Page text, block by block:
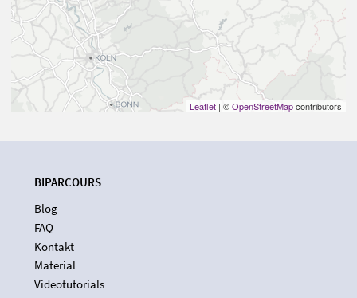
Leaflet | ©OpenStreetMapcontributors
BIPARCOURS
Blog
FAQ
Kontakt
Material
Videotutorials